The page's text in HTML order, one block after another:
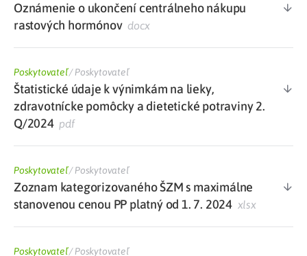
Oznámenie o ukončení centrálneho nákupu
rastových hormónovdocx
Poskytovateľ/Poskytovateľ
Štatistické údaje k výnimkám na lieky,
zdravotnícke pomôcky a dietetické potraviny 2.
Q/2024pdf
Poskytovateľ/Poskytovateľ
Zoznam kategorizovaného ŠZM s maximálne
stanovenou cenou PP platný od 1. 7. 2024 xlsx
Poskytovateľ/Poskytovateľ